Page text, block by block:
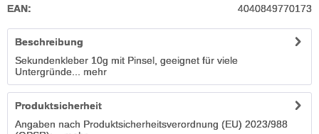
EAN:
4040849770173
Beschreibung
Sekundenkleber 10g mit Pinsel, geeignet für viele
Untergründe...
mehr
Produktsicherheit
Angaben nach Produktsicherheitsverordnung (EU) 2023/988